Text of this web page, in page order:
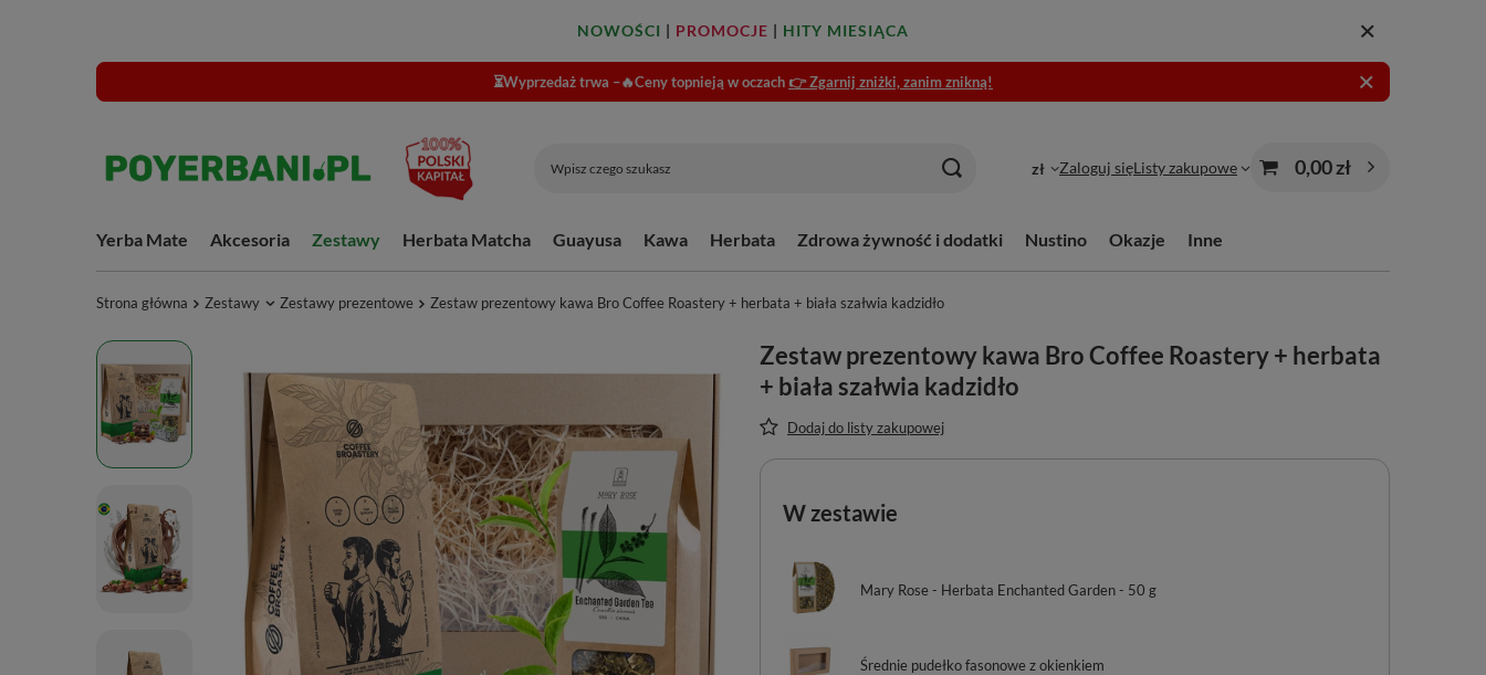
NOWOŚCI | PROMOCJE | HITY MIESIĄCA
⏳Wyprzedaż trwa –🔥Ceny topnieją w oczach 👉 Zgarnij zniżki, zanim znikną!
zł Zaloguj sięListy zakupowe 0,00 zł
Yerba Mate Akcesoria Zestawy Herbata Matcha Guayusa Kawa Herbata Zdrowa żywność i dodatki Nustino Okazje Inne
Strona główna Zestawy Zestawy prezentowe Zestaw prezentowy kawa Bro Coffee Roastery + herbata + biała szałwia kadzidło
Zestaw prezentowy kawa Bro Coffee Roastery + herbata
+ biała szałwia kadzidło
Dodaj do listy zakupowej
W zestawie
Mary Rose - Herbata Enchanted Garden - 50 g
Średnie pudełko fasonowe z okienkiem